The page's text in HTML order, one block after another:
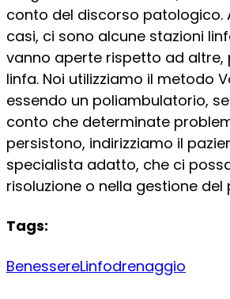
conto del discorso patologico.
casi, ci sono alcune stazioni
vanno aperte rispetto ad altre,
linfa. Noi utilizziamo il metodo
essendo un poliambulatorio,
conto che determinate
persistono, indirizziamo il
specialista adatto, che ci
risoluzione o nella gestione del
Tags:
BenessereLinfodrenaggio